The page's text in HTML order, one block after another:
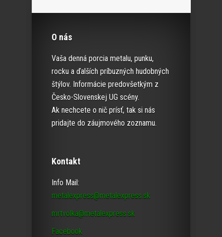
O nás
Vaša denná porcia metalu, punku,
rocku a ďalších príbuzných hudobných
štýlov. Informácie predovšetkým z
Česko-Slovenskej UG scény.
Ak nechcete o nič prísť, tak si nás
pridajte do záujmového zoznamu.
Kontakt
Info Mail:
metalexpress@metalexpress.sk
mrtvolka@metalexpress.sk
Facebook